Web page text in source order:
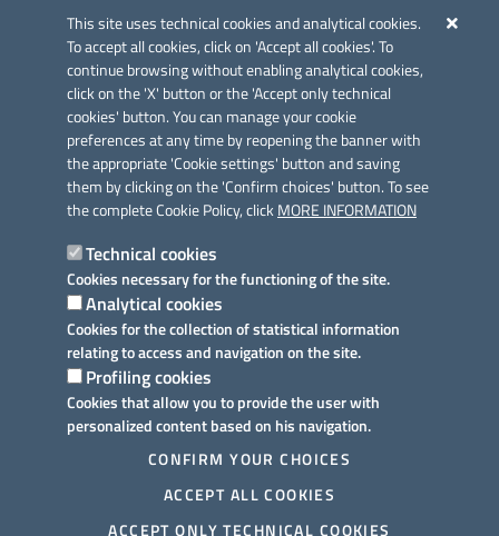
This site uses technical cookies and analytical cookies.
To accept all cookies, click on 'Accept all cookies'. To
continue browsing without enabling analytical cookies,
click on the 'X' button or the 'Accept only technical
cookies' button. You can manage your cookie
preferences at any time by reopening the banner with
the appropriate 'Cookie settings' button and saving
them by clicking on the 'Confirm choices' button. To see
the complete Cookie Policy, clickMORE INFORMATION
Technical cookies
Cookies necessary for the functioning of the site.
Analytical cookies
Cookies for the collection of statistical information
relating to access and navigation on the site.
Profiling cookies
Cookies that allow you to provide the user with
personalized content based on his navigation.
CONFIRM YOUR CHOICES
ACCEPT ALL COOKIES
ACCEPT ONLY TECHNICAL COOKIES
Azione 2.3.
Link utili
Informativa privacy
Dichiarazione di accessibilità
Note legali
Domande frequenti
Richiesta assistenza
Prenotazione appuntamento
Segnalazione disservizio